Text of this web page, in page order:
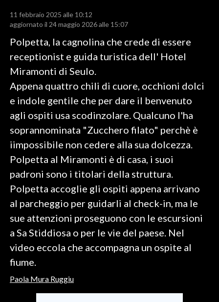
CALCIO REGIONALE
BASKET
VOLLEY
MOTORI
TENNIS
ALTRI SPORT
CULTURA
SPETTACOLI
SALUTE
SARDEGNA TURISMO
SARDI NEL MONDO
#CARAUNIONE
11 febbraio 2025 alle 10:12
aggiornato il 24 maggio 2026 alle 15:07
Polpetta, la cagnolina che crede di essere
receptionist e guida turistica dell' Hotel
Miramonti di Seulo.
Appena quattro chili di cuore, occhioni dolci
e indole gentile che per dare il benvenuto
agli ospiti usa scodinzolare. Qualcuno l'ha
soprannominata "Zucchero filato" perchè è
iimpossibile non cedere alla sua dolcezza.
Polpetta al Miramonti è di casa, i suoi
padroni sono i titolari della struttura.
Polpetta accoglie gli ospiti appena arrivano
al parcheggio per guidarli al check-in, ma le
sue attenzioni proseguono con le escursioni
a Sa Stiddiosa o per le vie del paese. Nel
video eccola che accompagna un ospite al
fiume.
Paola Mura Ruggiu